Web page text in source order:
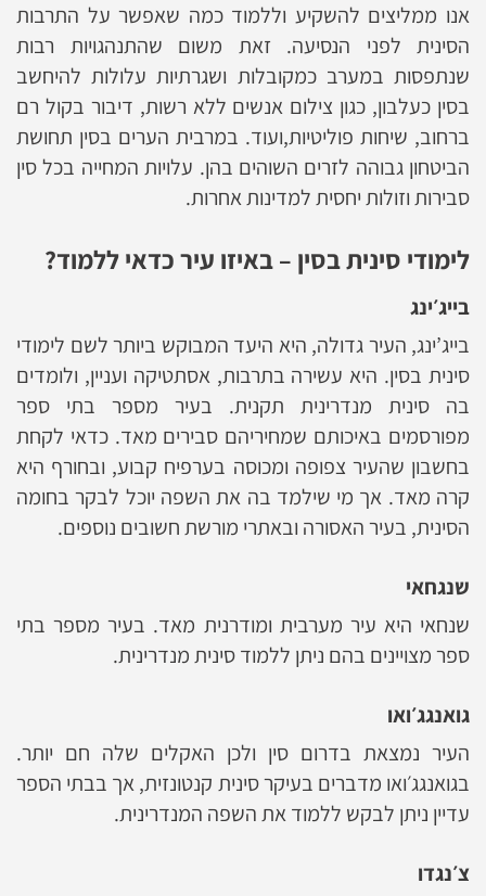
אנו ממליצים להשקיע וללמוד כמה שאפשר על התרבות
הסינית לפני הנסיעה. זאת משום שהתנהגויות רבות
שנתפסות במערב כמקובלות ושגרתיות עלולות להיחשב
בסין כעלבון, כגון צילום אנשים ללא רשות, דיבור בקול רם
ברחוב, שיחות פוליטיות,ועוד. במרבית הערים בסין תחושת
הביטחון גבוהה לזרים השוהים בהן. עלויות המחייה בכל סין
סבירות וזולות יחסית למדינות אחרות.
לימודי סינית בסין – באיזו עיר כדאי ללמוד?
בייג׳ינג
בייג’ינג, העיר גדולה, היא היעד המבוקש ביותר לשם לימודי
סינית בסין. היא עשירה בתרבות, אסתטיקה ועניין, ולומדים
בה סינית מנדרינית תקנית. בעיר מספר בתי ספר
מפורסמים באיכותם שמחיריהם סבירים מאד. כדאי לקחת
בחשבון שהעיר צפופה ומכוסה בערפיח קבוע, ובחורף היא
קרה מאד. אך מי שילמד בה את השפה יוכל לבקר בחומה
הסינית, בעיר האסורה ובאתרי מורשת חשובים נוספים.
שנגחאי
שנחאי היא עיר מערבית ומודרנית מאד. בעיר מספר בתי
ספר מצויינים בהם ניתן ללמוד סינית מנדרינית.
גואנגג׳ואו
העיר נמצאת בדרום סין ולכן האקלים שלה חם יותר.
בגואנגג׳ואו מדברים בעיקר סינית קנטונזית, אך בבתי הספר
עדיין ניתן לבקש ללמוד את השפה המנדרינית.
צ׳נגדו